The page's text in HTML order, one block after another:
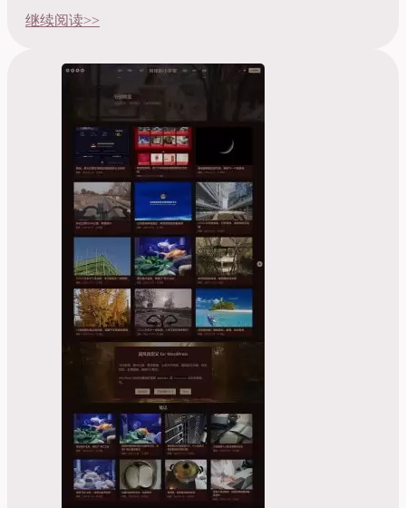
继续阅读>>